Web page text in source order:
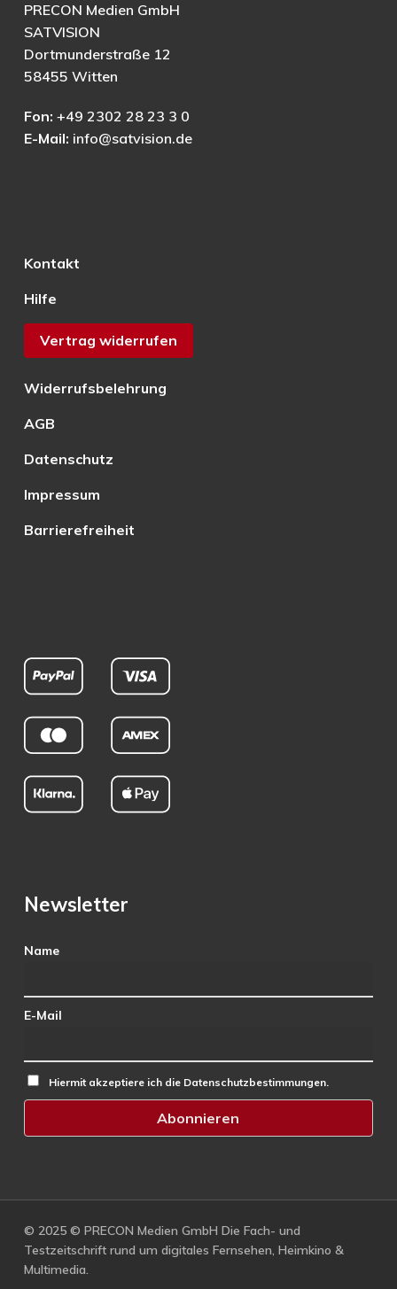
PRECON Medien GmbH
SATVISION
Dortmunderstraße 12
58455 Witten
Fon: +49 2302 28 23 3 0
E-Mail: info@satvision.de
Kontakt
Hilfe
Vertrag widerrufen
Widerrufsbelehrung
AGB
Datenschutz
Impressum
Barrierefreiheit
Newsletter
Name
E-Mail
Hiermit akzeptiere ich die Datenschutzbestimmungen.
© 2025 © PRECON Medien GmbH Die Fach- und
Testzeitschrift rund um digitales Fernsehen, Heimkino &
Multimedia.